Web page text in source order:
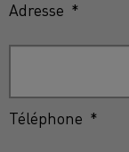
Adresse *
Téléphone *